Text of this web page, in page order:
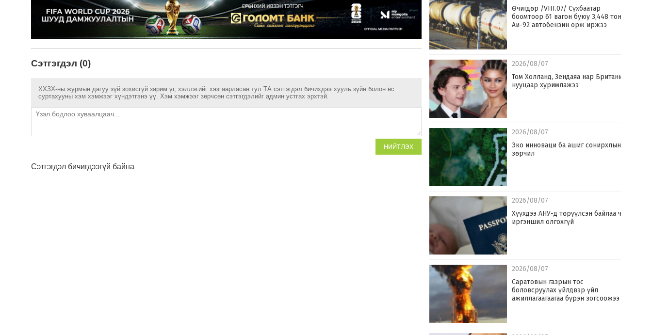
Сэтгэгдэл (0)
ХХЗХ-ны журмын дагуу зүй зохисгүй зарим үг, хэллэгийг хязгаарласан тул ТА сэтгэгдэл бичихдээ хууль зүйн болон ёс
суртахууны хэм хэмжээг хүндэтгэнэ үү. Хэм хэмжээг зөрчсөн сэтгэгдэлийг админ устгах эрхтэй.
НИЙТЛЭХ
Сэтгэгдэл бичигдээгүй байна
Өчигдөр /VIII.07/ Сүхбаатар
боомтоор 61 вагон буюу 3,448 тонн
Аи-92 автобензин орж иржээ
2026/08/07
Том Холланд, Зендаяа нар Британид
нууцаар хуримлажээ
2026/08/07
Эко инноваци ба ашиг сонирхлын
зөрчил
2026/08/07
Хүүхдээ АНУ-д төрүүлсэн байлаа ч
иргэншил олгохгүй
2026/08/07
Саратовын газрын тос
боловсруулах үйлдвэр үйл
ажиллагаагаагаа бүрэн зогсоожээ